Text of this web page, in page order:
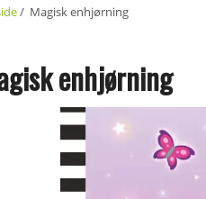
/ Magisk enhjørning
enhjørning